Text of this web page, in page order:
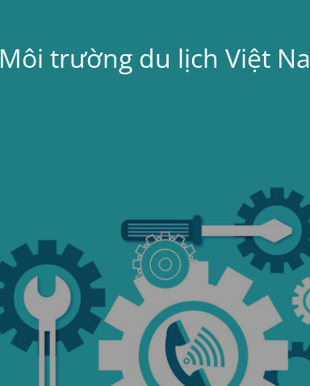
Môi trường du lịch Việt